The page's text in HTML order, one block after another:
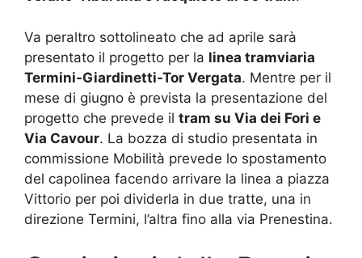
Va peraltro sottolineato che ad aprile sarà
presentato il progetto per la linea tramviaria
Termini-Giardinetti-Tor Vergata. Mentre per il
mese di giugno è prevista la presentazione del
progetto che prevede il tram su Via dei Fori e
Via Cavour. La bozza di studio presentata in
commissione Mobilità prevede lo spostamento
del capolinea facendo arrivare la linea a piazza
Vittorio per poi dividerla in due tratte, una in
direzione Termini, l’altra fino alla via Prenestina.